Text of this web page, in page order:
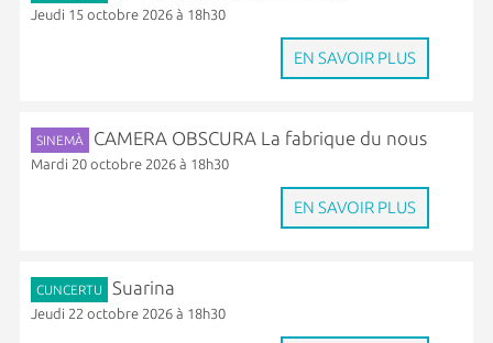
Jeudi 15 octobre 2026 à 18h30
EN SAVOIR PLUS
SINEMÀ CAMERA OBSCURA La fabrique du nous
Mardi 20 octobre 2026 à 18h30
EN SAVOIR PLUS
CUNCERTU Suarina
Jeudi 22 octobre 2026 à 18h30